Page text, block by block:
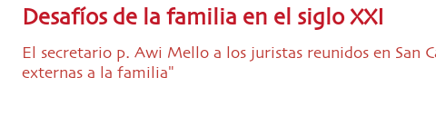
Desafíos de la familia en el siglo XXI
El secretario p. Awi Mello a los juristas reunidos en San
externas a la familia"